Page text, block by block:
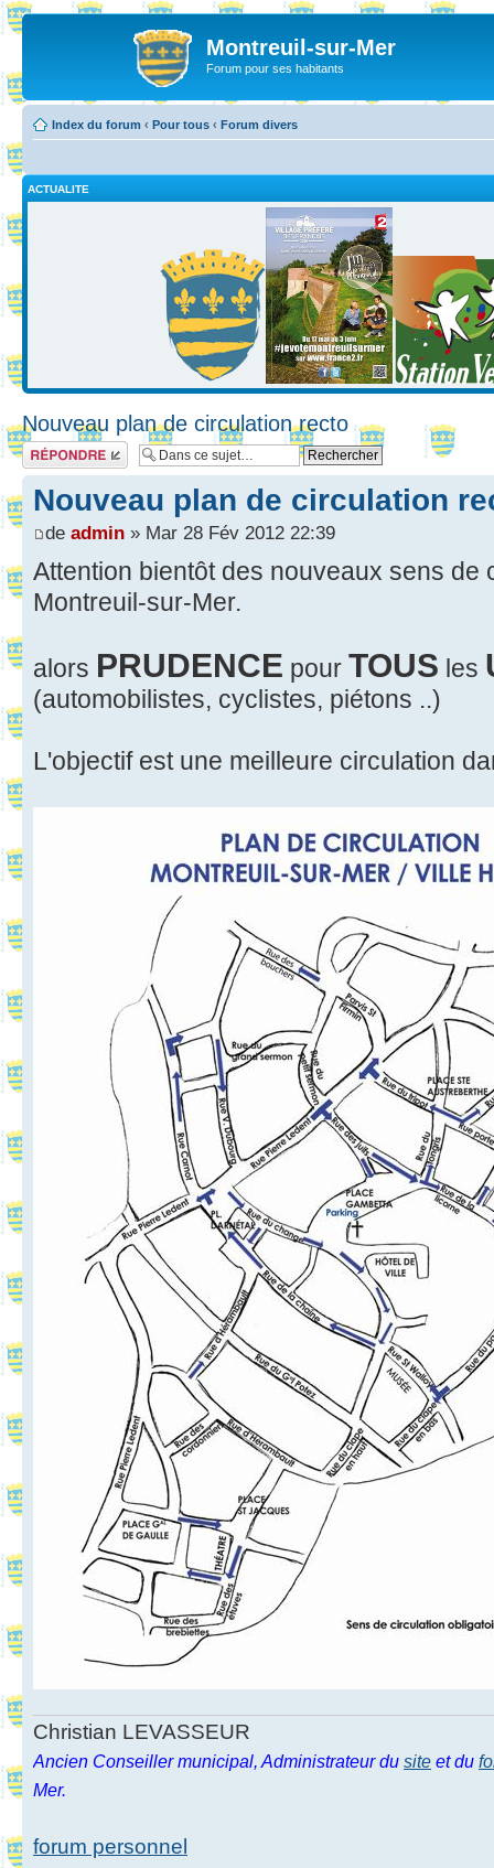
Montreuil-sur-Mer
Forum pour ses habitants
Index du forum ‹ Pour tous ‹ Forum divers
ACTUALITE
Nouveau plan de circulation recto
Répondre
Nouveau plan de circulation
de admin » Mar 28 Fév 2012 22:39
Attention bientôt des nouveaux sens de
Montreuil-sur-Mer.
alors PRUDENCE pour TOUS les
(automobilistes, cyclistes, piétons ..)
L'objectif est une meilleure circulation
Christian LEVASSEUR
Ancien Conseiller municipal, Administrateur du site et du
Mer.
forum personnel